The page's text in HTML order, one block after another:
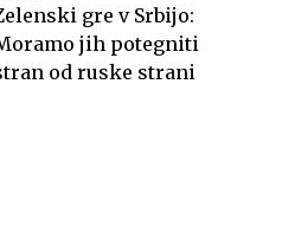
gre v Srbijo:
jih potegniti
od ruske strani